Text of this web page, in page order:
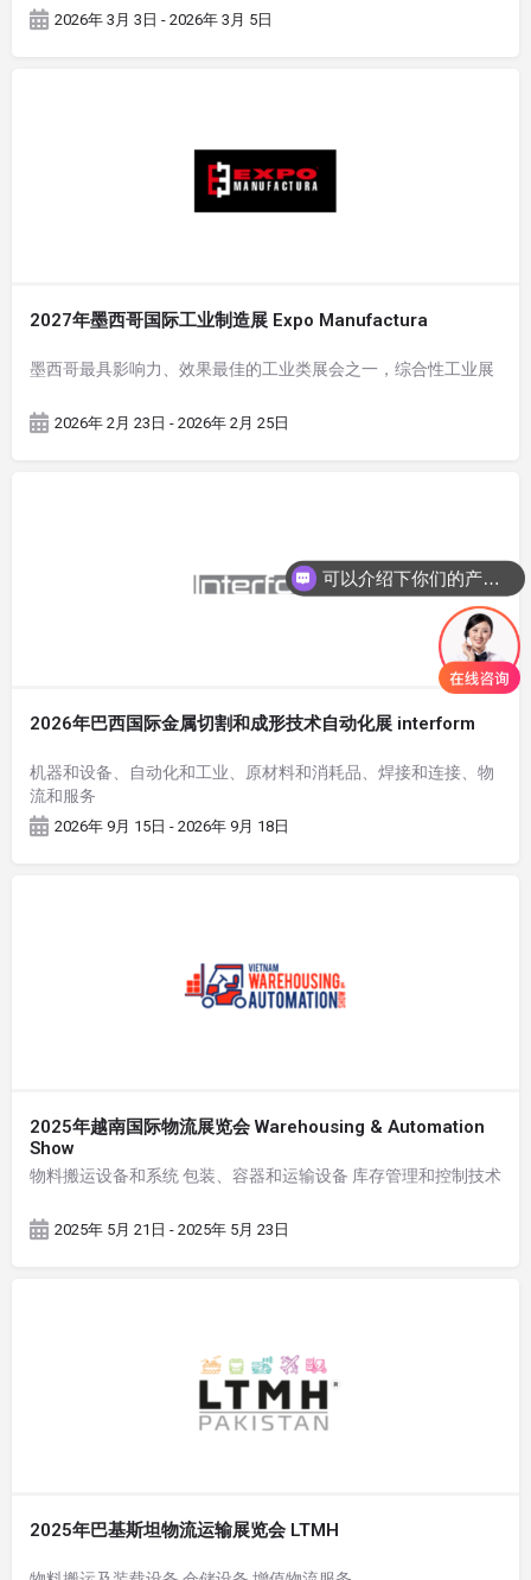
2026年 3月 3日 - 2026年 3月 5日
2027年墨西哥国际工业制造展 Expo Manufactura
墨西哥最具影响力、效果最佳的工业类展会之一，综合性工业展
2026年 2月 23日 - 2026年 2月 25日
2026年巴西国际金属切割和成形技术自动化展 interform
机器和设备、自动化和工业、原材料和消耗品、焊接和连接、物
流和服务
2026年 9月 15日 - 2026年 9月 18日
2025年越南国际物流展览会 Warehousing & Automation
Show
物料搬运设备和系统 包装、容器和运输设备 库存管理和控制技术
2025年 5月 21日 - 2025年 5月 23日
2025年巴基斯坦物流运输展览会 LTMH
可以介绍下你们的产品么